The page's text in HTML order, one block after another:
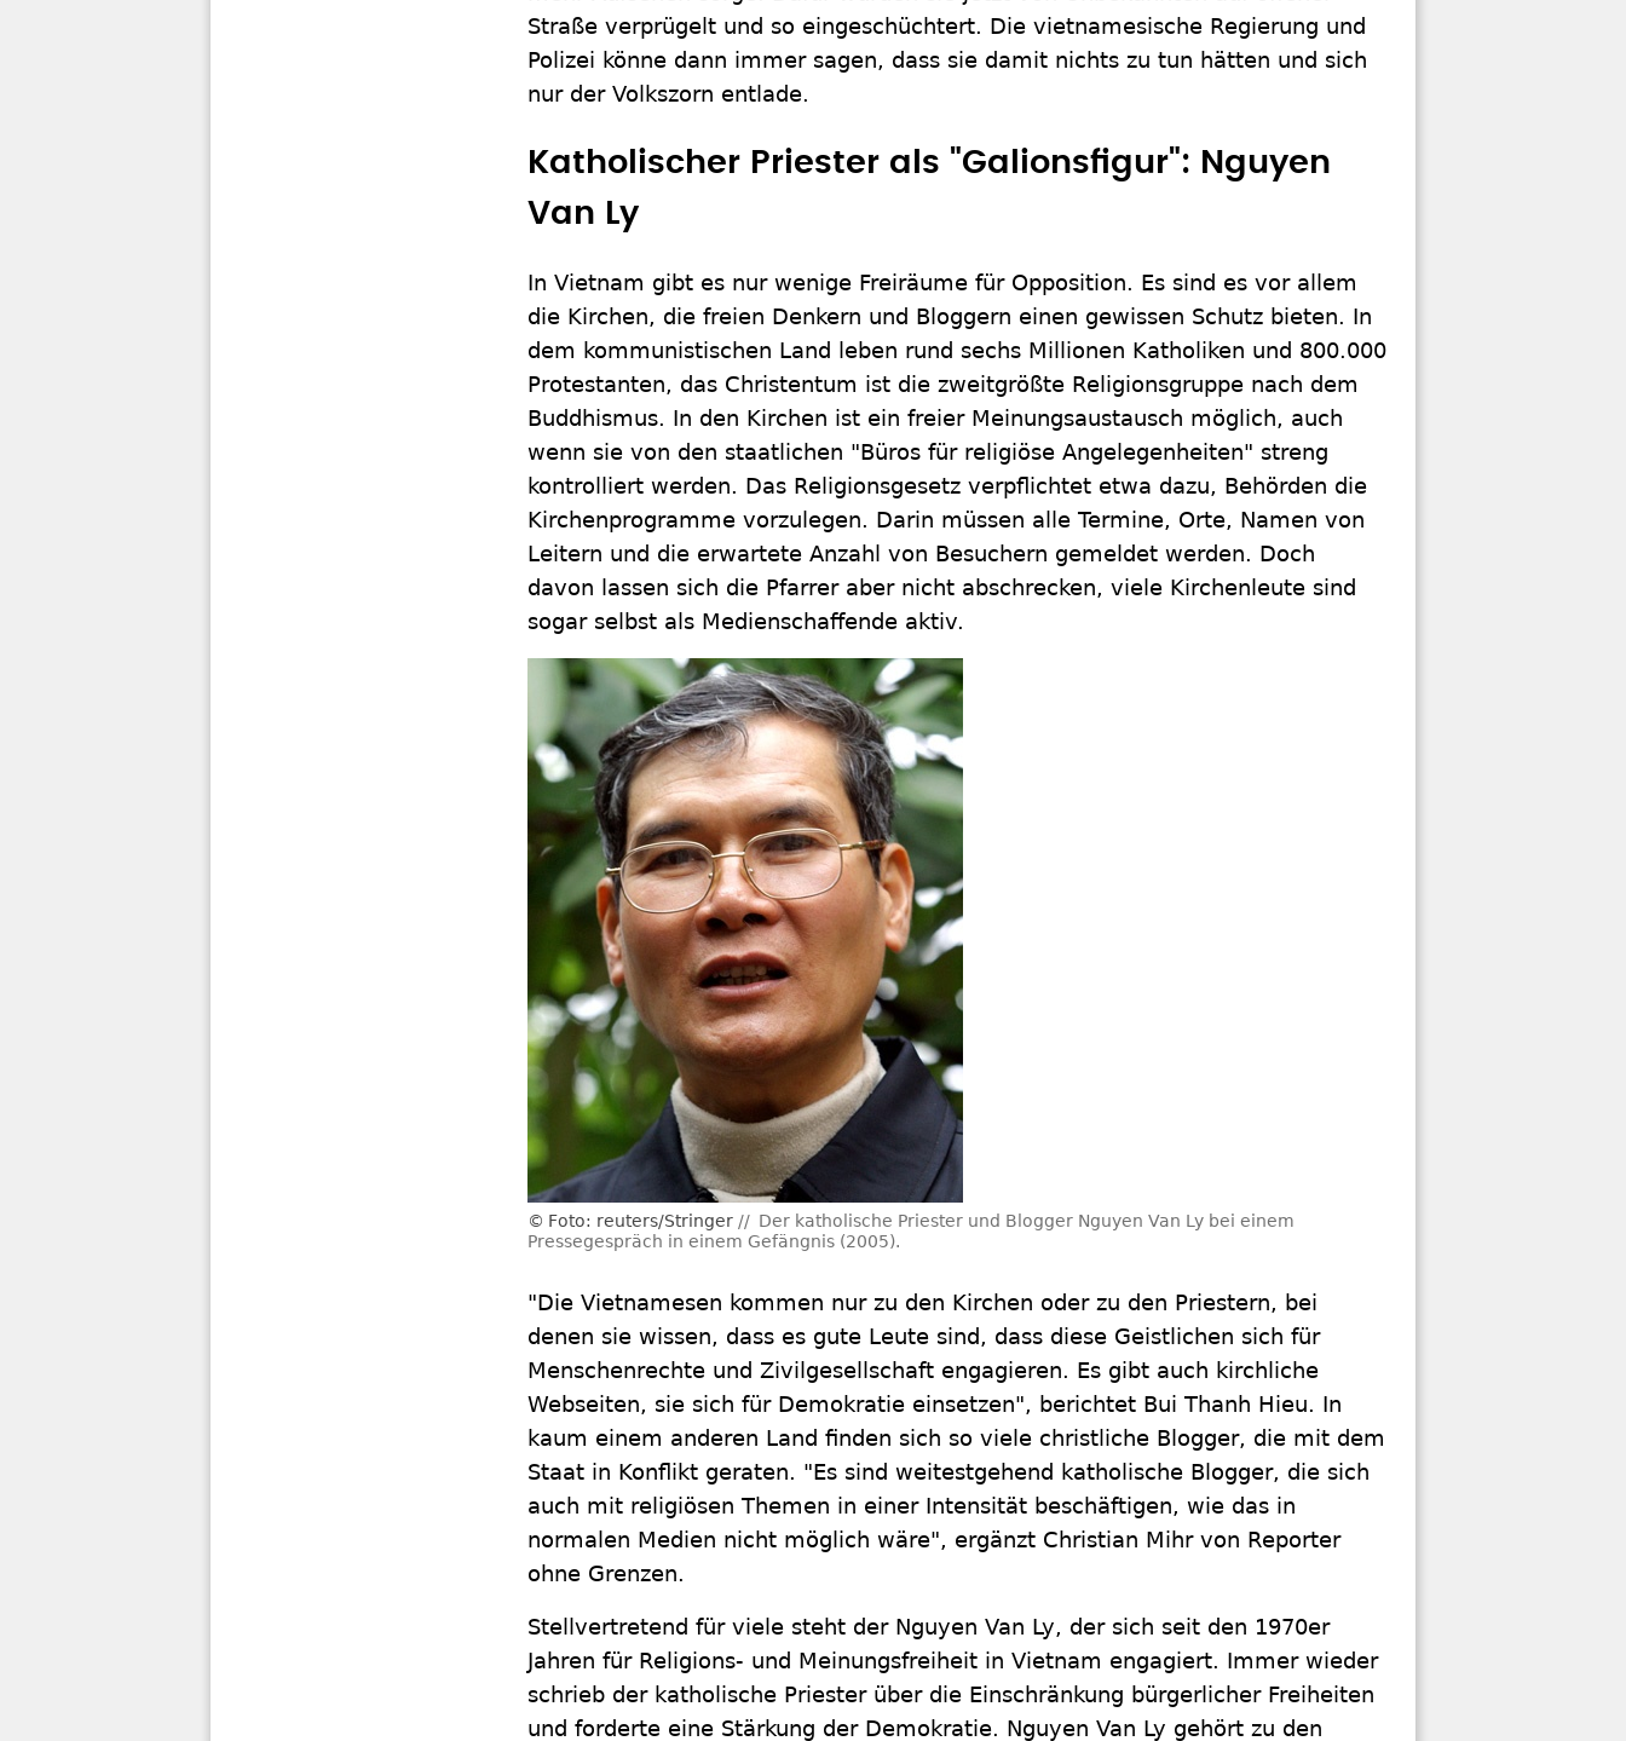
Straße verprügelt und so eingeschüchtert. Die vietnamesische Regierung und
Polizei könne dann immer sagen, dass sie damit nichts zu tun hätten und sich
nur der Volkszorn entlade.
Katholischer Priester als "Galionsfigur": Nguyen
Van Ly
In Vietnam gibt es nur wenige Freiräume für Opposition. Es sind es vor allem
die Kirchen, die freien Denkern und Bloggern einen gewissen Schutz bieten. In
dem kommunistischen Land leben rund sechs Millionen Katholiken und 800.000
Protestanten, das Christentum ist die zweitgrößte Religionsgruppe nach dem
Buddhismus. In den Kirchen ist ein freier Meinungsaustausch möglich, auch
wenn sie von den staatlichen "Büros für religiöse Angelegenheiten" streng
kontrolliert werden. Das Religionsgesetz verpflichtet etwa dazu, Behörden die
Kirchenprogramme vorzulegen. Darin müssen alle Termine, Orte, Namen von
Leitern und die erwartete Anzahl von Besuchern gemeldet werden. Doch
davon lassen sich die Pfarrer aber nicht abschrecken, viele Kirchenleute sind
sogar selbst als Medienschaffende aktiv.
Foto: reuters/Stringer
Der katholische Priester und Blogger Nguyen Van Ly bei einem
Pressegespräch in einem Gefängnis (2005).
"Die Vietnamesen kommen nur zu den Kirchen oder zu den Priestern, bei
denen sie wissen, dass es gute Leute sind, dass diese Geistlichen sich für
Menschenrechte und Zivilgesellschaft engagieren. Es gibt auch kirchliche
Webseiten, sie sich für Demokratie einsetzen", berichtet Bui Thanh Hieu. In
kaum einem anderen Land finden sich so viele christliche Blogger, die mit dem
Staat in Konflikt geraten. "Es sind weitestgehend katholische Blogger, die sich
auch mit religiösen Themen in einer Intensität beschäftigen, wie das in
normalen Medien nicht möglich wäre", ergänzt Christian Mihr von Reporter
ohne Grenzen.
Stellvertretend für viele steht der Nguyen Van Ly, der sich seit den 1970er
Jahren für Religions- und Meinungsfreiheit in Vietnam engagiert. Immer wieder
schrieb der katholische Priester über die Einschränkung bürgerlicher Freiheiten
und forderte eine Stärkung der Demokratie. Nguyen Van Ly gehört zu den